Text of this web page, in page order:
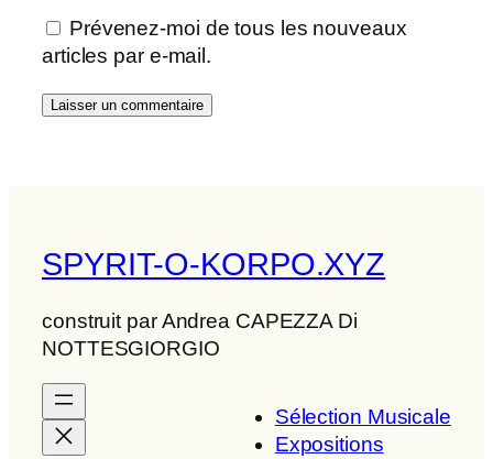
Prévenez-moi de tous les nouveaux
articles par e-mail.
SPYRIT-O-KORPO.XYZ
construit par Andrea CAPEZZA Di
NOTTESGIORGIO
Sélection Musicale
Expositions